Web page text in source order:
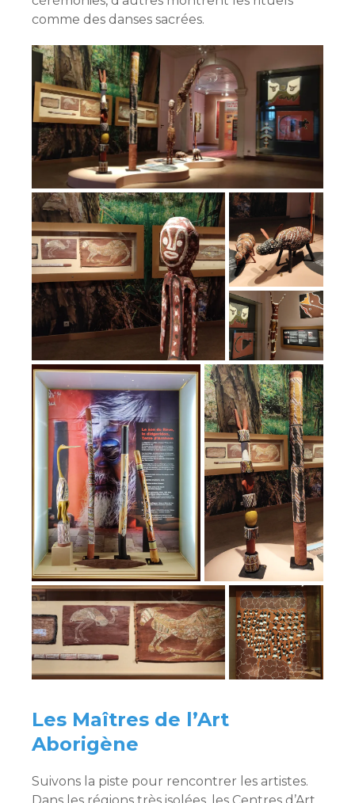
comme des danses sacrées.
Les Maîtres de l’Art
Aborigène
Suivons la piste pour rencontrer les artistes.